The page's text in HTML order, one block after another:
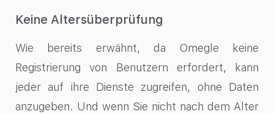
Keine Altersüberprüfung
Wie bereits erwähnt, da Omegle keine
Registrierung von Benutzern erfordert, kann
jeder auf ihre Dienste zugreifen, ohne Daten
anzugeben. Und wenn Sie nicht nach dem Alter